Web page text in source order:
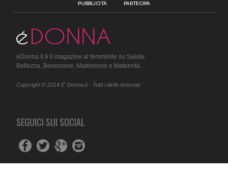
PUBBLICITÀ PARTECIPA
eDonna.it è il magazine al femminile su Salute,
Bellezza, Benessere, Matrimonio e Maternità.
Copyright © 2014 E' Donna.it - Tutti i diritti riservati.
SEGUICI SUI SOCIAL